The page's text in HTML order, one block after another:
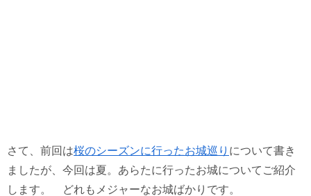
さて、前回は桜のシーズンに行ったお城巡り について書き
ましたが、今回は夏。あらたに行ったお城についてご紹介
します。 どれもメジャーなお城ばかりです。